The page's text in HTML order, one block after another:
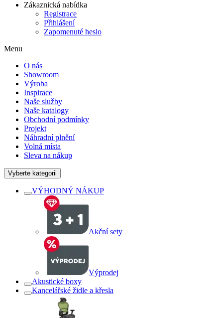
Zákaznická nabídka
Registrace
Přihlášení
Zapomenuté heslo
Menu
O nás
Showroom
Výroba
Inspirace
Naše služby
Naše katalogy
Obchodní podmínky
Projekt
Náhradní plnění
Volná místa
Sleva na nákup
Vyberte kategorii
VÝHODNÝ NÁKUP
Akční sety
Výprodej
Akustické boxy
Kancelářské židle a křesla